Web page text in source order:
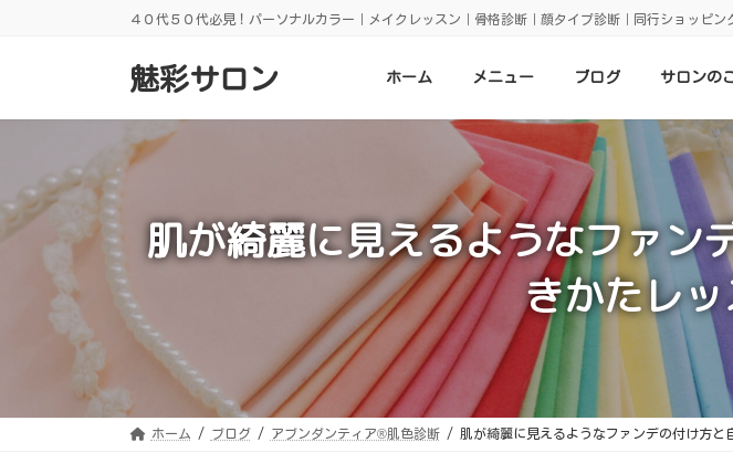
４０代５０代必見！パーソナルカラー｜メイクレッスン｜骨格診断｜顔タイプ診断｜同行ショッピ
魅彩サロン ホーム メニュー ブログ サロンの
肌が綺麗に見えるようなファン
きかたレ
ホーム ブログ アブンダンティア®️肌色診断 肌が綺麗に見えるようなファンデの付け方